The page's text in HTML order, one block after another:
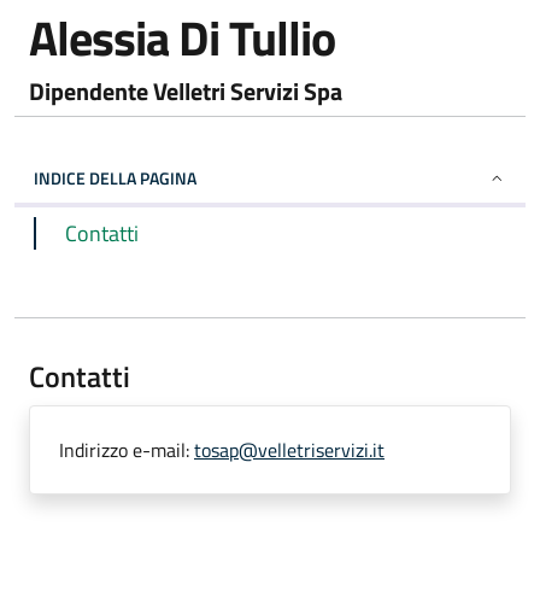
Alessia Di Tullio
Dipendente Velletri Servizi Spa
INDICE DELLA PAGINA
Contatti
Contatti
Indirizzo e-mail:tosap@velletriservizi.it